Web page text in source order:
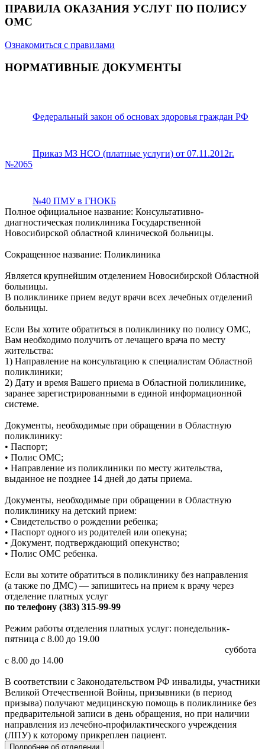
ПРАВИЛА ОКАЗАНИЯ УСЛУГ ПО ПОЛИСУ
ОМС
Ознакомиться с правилами
НОРМАТИВНЫЕ ДОКУМЕНТЫ
Федеральный закон об основах здоровья граждан РФ
Приказ МЗ НСО (платные услуги) от 07.11.2012г.
№2065
№40 ПМУ в ГНОКБ
Полное официальное название: Консультативно-
диагностическая поликлиника Государственной
Новосибирской областной клинической больницы.
Сокращенное название: Поликлиника
Является крупнейшим отделением Новосибирской Областной
больницы.
В поликлинике прием ведут врачи всех лечебных отделений
больницы.
Если Вы хотите обратиться в поликлинику по полису ОМС,
Вам необходимо получить от лечащего врача по месту
жительства:
1) Направление на консультацию к специалистам Областной
поликлиники;
2) Дату и время Вашего приема в Областной поликлинике,
заранее зарегистрированными в единой информационной
системе.
Документы, необходимые при обращении в Областную
поликлинику:
• Паспорт;
• Полис ОМС;
• Направление из поликлиники по месту жительства,
выданное не позднее 14 дней до даты приема.
Документы, необходимые при обращении в Областную
поликлинику на детский прием:
• Свидетельство о рождении ребенка;
• Паспорт одного из родителей или опекуна;
• Документ, подтверждающий опекунство;
• Полис ОМС ребенка.
Если вы хотите обратиться в поликлинику без направления
(а также по ДМС) — запишитесь на прием к врачу через
отделение платных услуг
по телефону (383) 315-99-99
Режим работы отделения платных услуг: понедельник-
пятница с 8.00 до 19.00
суббота
с 8.00 до 14.00
В соответствии с Законодательством РФ инвалиды, участники
Великой Отечественной Войны, призывники (в период
призыва) получают медицинскую помощь в поликлинике без
предварительной записи в день обращения, но при наличии
направления из лечебно-профилактического учреждения
(ЛПУ) к которому прикреплен пациент.
Подробнее об отделении